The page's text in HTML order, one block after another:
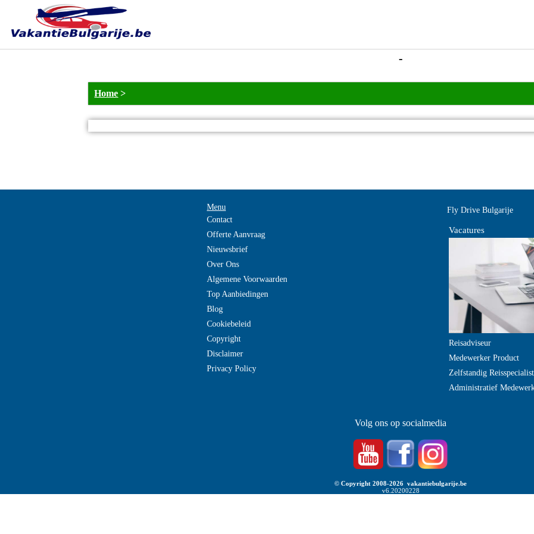
-
Home >
Menu
Contact
Offerte Aanvraag
Nieuwsbrief
Over Ons
Algemene Voorwaarden
Top Aanbiedingen
Blog
Cookiebeleid
Copyright
Disclaimer
Privacy Policy
Fly Drive Bulgarije
Vacatures
Reisadviseur
Medewerker Product
Zelfstandig Reisspecialist
Administratief
Volg ons op socialmedia
© Copyright 2008-2026 vakantiebulgarije.be
v6.20200228